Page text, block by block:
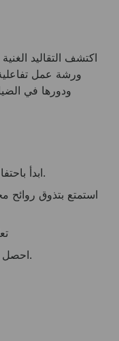
ورشة عمل
ودورها في
ابدأ باحتفال شاي ثقافي مع المعجنات المغربية.
استمتع بتذوق روائح
احصل على شهادة مشاركة وصورة جماعية.